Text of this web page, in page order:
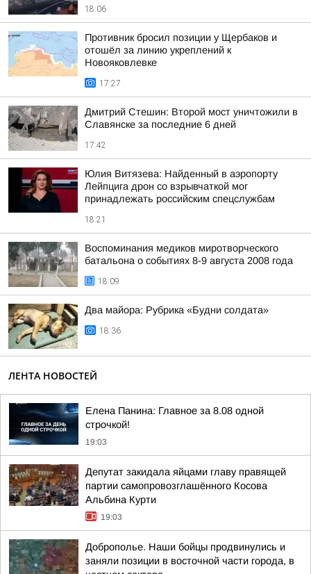
18:06
Противник бросил позиции у Щербаков и
отошёл за линию укреплений к
Новояковлевке
17:27
Дмитрий Стешин: Второй мост уничтожили в
Славянске за последние 6 дней
17:42
Юлия Витязева: Найденный в аэропорту
Лейпцига дрон со взрывчаткой мог
принадлежать российским спецслужбам
18:21
Воспоминания медиков миротворческого
батальона о событиях 8-9 августа 2008 года
18:09
Два майора: Рубрика «Будни солдата»
18:36
ЛЕНТА НОВОСТЕЙ
Елена Панина: Главное за 8.08 одной
строчкой!
19:03
Депутат закидала яйцами главу правящей
партии самопровозглашённого Косова
Альбина Курти
19:03
Доброполье. Наши бойцы продвинулись и
заняли позиции в восточной части города, в